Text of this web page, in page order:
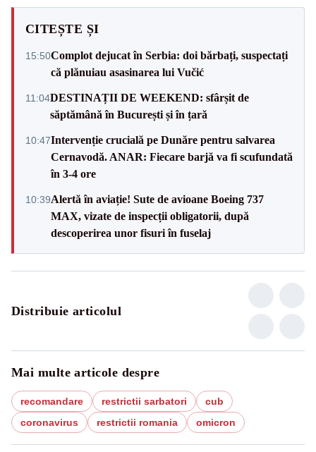
CITEȘTE ȘI
15:50Complot dejucat în Serbia: doi bărbați, suspectați
că plănuiau asasinarea lui Vučić
11:04DESTINAȚII DE WEEKEND: sfârșit de
săptămână în București și în țară
10:47Intervenție crucială pe Dunăre pentru salvarea
Cernavodă. ANAR: Fiecare barjă va fi scufundată
în 3-4 ore
10:39Alertă în aviație! Sute de avioane Boeing 737
MAX, vizate de inspecții obligatorii, după
descoperirea unor fisuri în fuselaj
Distribuie articolul
Mai multe articole despre
recomandare restrictii sarbatori
cub
coronavirus
restrictii romania omicron